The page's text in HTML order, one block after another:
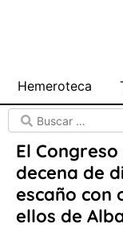
Hemeroteca
El
decena de
escaño con
ellos de